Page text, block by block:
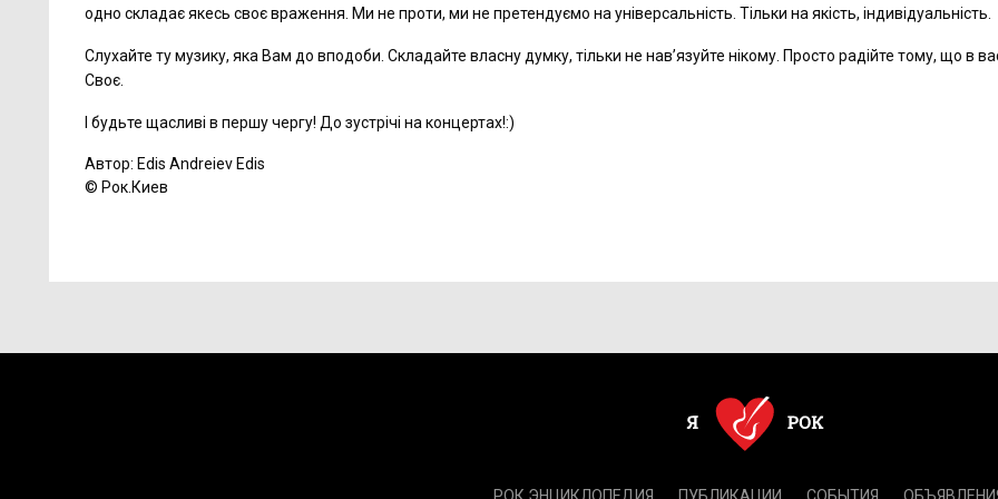
одно складає якесь своє враження. Ми не проти, ми не претендуємо на універсальність. Тільки на якість, індивідуальність.
Слухайте ту музику, яка Вам до вподоби. Складайте власну думку, тільки не нав’язуйте нікому. Просто радійте тому, що в
Своє.
І будьте щасливі в першу чергу! До зустрічі на концертах!:)
Автор: Edis Andreiev Edis
© Рок.Киев
РОК.ЭНЦИКЛОПЕДИЯ ПУБЛИКАЦИИ СОБЫТИЯ